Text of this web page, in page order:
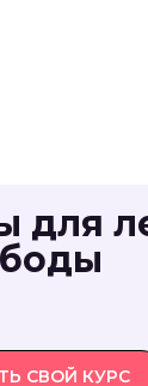
для
СВОЙ КУРС